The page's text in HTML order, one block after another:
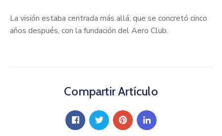
La visión estaba centrada más allá, que se concretó cinco
años después, con la fundación del Aero Club.
Compartir Artículo